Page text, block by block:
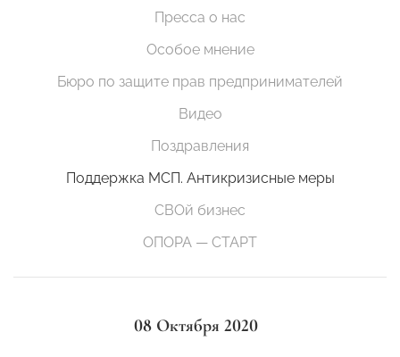
Пресса о нас
Особое мнение
Бюро по защите прав предпринимателей
Видео
Поздравления
Поддержка МСП. Антикризисные меры
СВОй бизнес
ОПОРА — СТАРТ
08 Октября 2020